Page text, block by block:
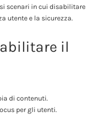
scenari in cui disabilitare
utente e la sicurezza.
il
di contenuti.
per gli utenti.